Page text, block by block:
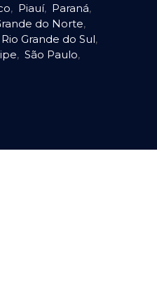
, Piauí, Paraná,
do Norte,
Rio Grande do Sul,
, São Paulo,